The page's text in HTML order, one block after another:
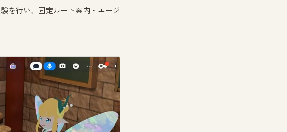
を行い、固定ルート案内・エージ